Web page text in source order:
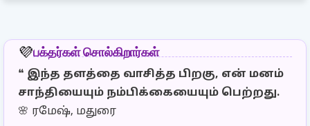
💜பக்தர்கள் சொல்கிறார்கள்
❝ இந்த தளத்தை வாசித்த பிறகு, என் மனம்
சாந்தியையும் நம்பிக்கையையும் பெற்றது.
🌸 ரமேஷ், மதுரை